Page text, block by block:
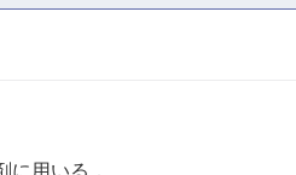
に用いる．